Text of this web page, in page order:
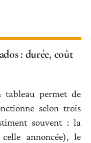
: durée, coût
tableau permet de
selon trois
souvent : la
annoncée), le